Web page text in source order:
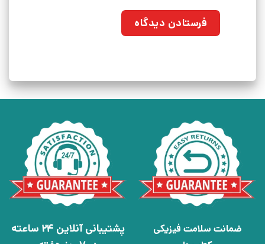
ضمانت سلامت فیزیکی
پشتیبانی آنلاین 24 ساعته